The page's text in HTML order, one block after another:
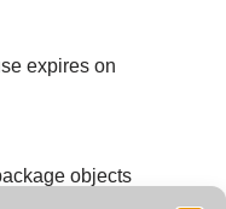
expires on
objects